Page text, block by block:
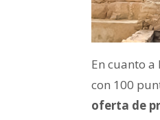
En cuanto
con 100
oferta de